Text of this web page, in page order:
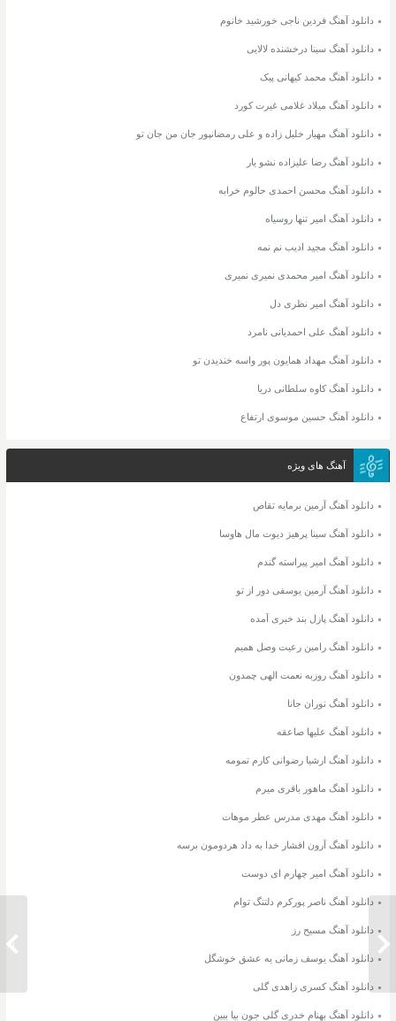
دانلود ریمیکس آهنگ عشق جان امین
رستمی
دانلود آهنگ فردین ناجی خورشید خانوم
دانلود آهنگ سینا درخشنده لالایی
دانلود آهنگ محمد کیهانی پیک
دانلود آهنگ میلاد غلامی غیرت کورد
دانلود آهنگ مهیار خلیل زاده و علی رمضانپور جان من جان تو
دانلود آهنگ رضا علیزاده نشو یار
دانلود آهنگ محسن احمدی حالوم خرابه
دانلود آهنگ امیر تنها روسیاه
دانلود آهنگ مجید ادیب نم نمه
دانلود آهنگ امیر محمدی نمیری نمیری
دانلود آهنگ امیر نظری دل
دانلود آهنگ علی احمدیانی نامرد
دانلود آهنگ مهداد همایون پور واسه خندیدن تو
دانلود آهنگ کاوه سلطانی دریا
دانلود آهنگ حسین موسوی ارتفاع
آهنگ های ویژه
دانلود آهنگ آرمین برمایه تقاص
دانلود آهنگ سینا پرهیز دیوت مال هاوسا
دانلود آهنگ امیر پیراسته گندم
دانلود آهنگ آرمین یوسفی دور از تو
دانلود آهنگ پازل بند خبری آمده
دانلود آهنگ رامین رعیت وصل همیم
دانلود آهنگ روزبه نعمت الهی چمدون
دانلود آهنگ نوران جانا
دانلود آهنگ علیها صاعقه
دانلود آهنگ ارشیا رضوانی کارم تمومه
دانلود آهنگ ماهور باقری میرم
دانلود آهنگ مهدی مدرس عطر موهات
دانلود آهنگ آرون افشار خدا به داد هردومون برسه
دانلود آهنگ امیر چهارم ای دوست
دانلود آهنگ ناصر پورکرم دلتنگ توام
دانلود آهنگ مسیح رز
دانلود آهنگ یوسف زمانی یه عشق خوشگل
دانلود آهنگ کسری زاهدی گلی
دانلود آهنگ بهنام خدری گلی جون بیا ببین